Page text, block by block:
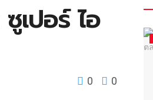
เปอร์ ไอ
0 0